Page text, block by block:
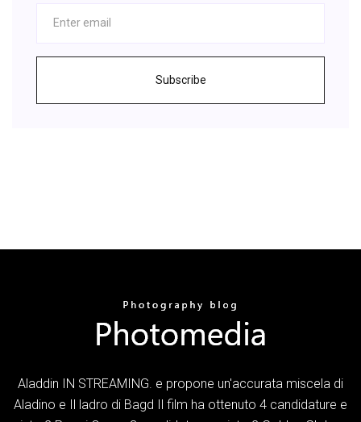
Subscribe
Aladdin IN STREAMING. e propone un'accurata miscela di
Aladino e Il ladro di Bagd Il film ha ottenuto 4 candidature e